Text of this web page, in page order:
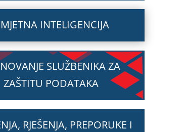
INTELIGENCIJA
SLUŽBENIKA ZA
ZAŠTITU PODATAKA
RJEŠENJA, PREPORUKE I